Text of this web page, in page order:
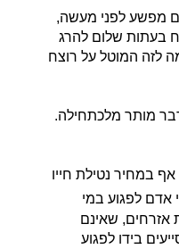
מפשע לפני מעשה,
בעתות שלום להרג
לזה המוטל על רוצח
מותר מלכתחילה.
במחיר נטילת חייו
אדם לפגוע במי
אזרחים, שאינם
בידו לפגוע